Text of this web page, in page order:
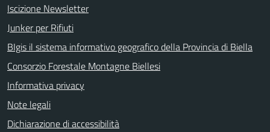
Iscizione Newsletter
Junker per Rifiuti
BIgis il sistema informativo geografico della Provincia di Biella
Consorzio Forestale Montagne Biellesi
Informativa privacy
Note legali
Dichiarazione di accessibilità